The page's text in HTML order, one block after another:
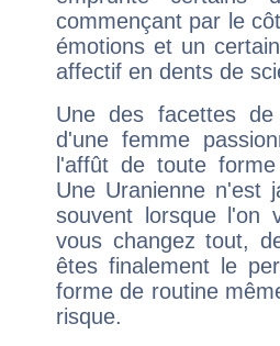
commençant par le
émotions et un
affectif en dents de
Une des facettes
d'une femme
l'affût de toute
Une Uranienne n'est
souvent lorsque l'on
vous changez tout,
êtes finalement le
forme de routine
risque.